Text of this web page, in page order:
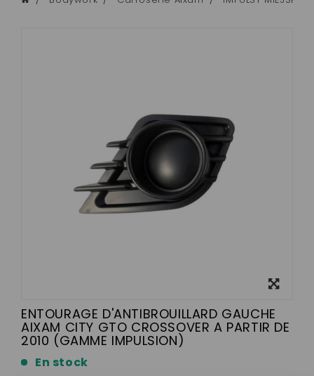
ENTOURAGE D'ANTIBROUILLARD GAUCHE
AIXAM CITY GTO CROSSOVER A PARTIR DE
2010 (GAMME IMPULSION)
En stock